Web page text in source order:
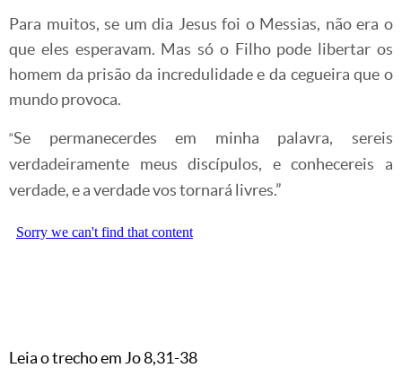
Para muitos, se um dia Jesus foi o Messias, não era o
que eles esperavam. Mas só o Filho pode libertar os
homem da prisão da incredulidade e da cegueira que o
mundo provoca.
“Se permanecerdes em minha palavra, sereis
verdadeiramente meus discípulos, e conhecereis a
verdade, e a verdade vos tornará livres.”
Leia o trecho em Jo 8,31-38